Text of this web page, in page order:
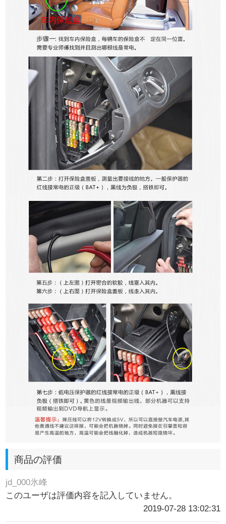
商品の評価
jd_000氷峰
このユーザは評価内容を記入していません。
2019-07-28 13:02:31